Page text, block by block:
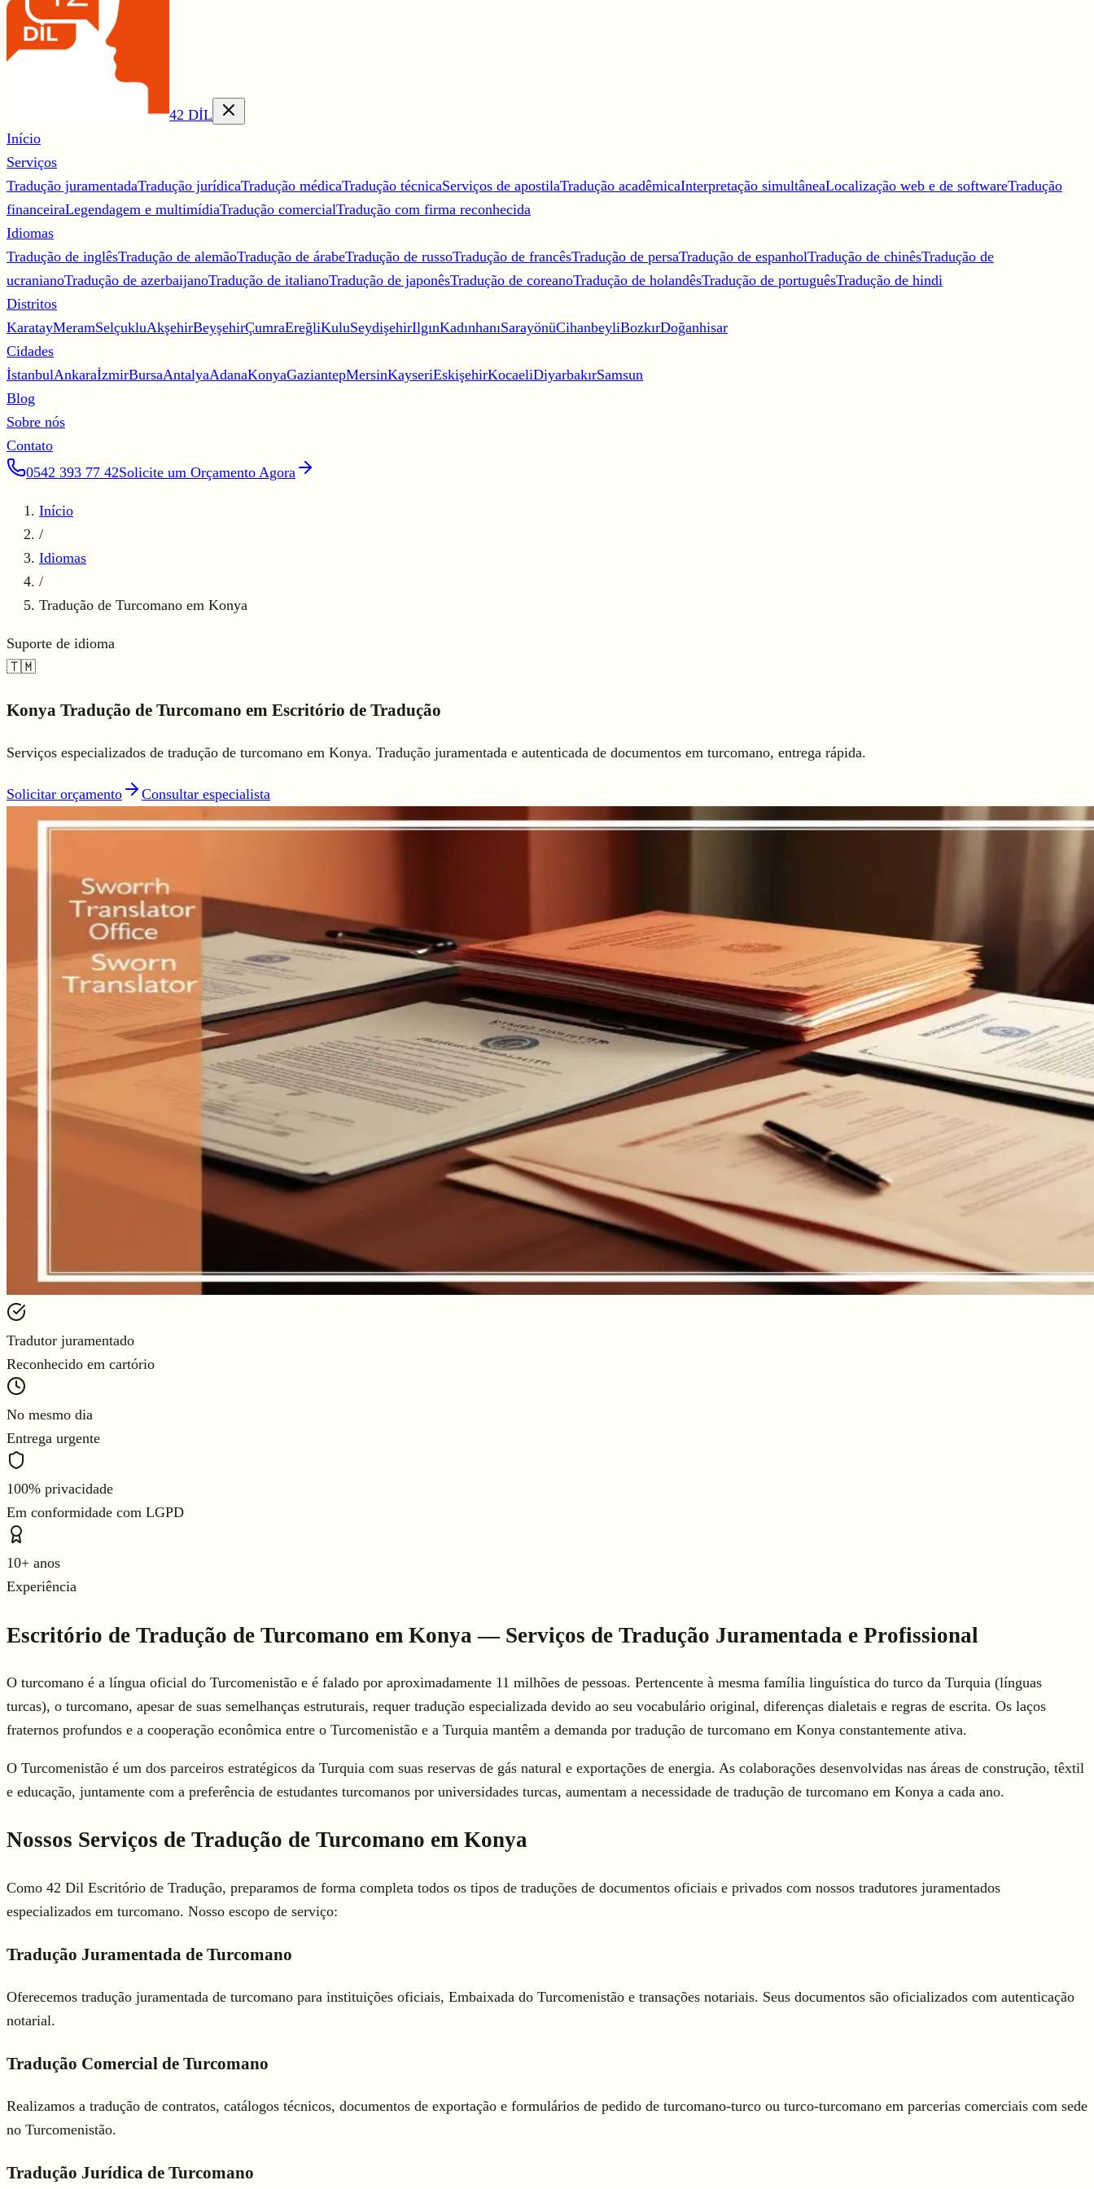
42 DİL
Início
Serviços
Tradução juramentadaTradução jurídicaTradução médicaTradução técnicaServiços de apostilaTradução acadêmicaInterpretação simultâneaLocalização web e de softwareTradução
financeiraLegendagem e multimídiaTradução comercialTradução com firma reconhecida
Idiomas
Tradução de inglêsTradução de alemãoTradução de árabeTradução de russoTradução de francêsTradução de persaTradução de espanholTradução de chinêsTradução de
ucranianoTradução de azerbaijanoTradução de italianoTradução de japonêsTradução de coreanoTradução de holandêsTradução de portuguêsTradução de hindi
Distritos
KaratayMeramSelçukluAkşehirBeyşehirÇumraEreğliKuluSeydişehirIlgınKadınhanıSarayönüCihanbeyliBozkırDoğanhisar
Cidades
İstanbulAnkaraİzmirBursaAntalyaAdanaKonyaGaziantepMersinKayseriEskişehirKocaeliDiyarbakırSamsun
Blog
Sobre nós
Contato
0542 393 77 42Solicite um Orçamento Agora
Início
/
Idiomas
/
Tradução de Turcomano em Konya
Suporte de idioma
🇹🇲
Konya Tradução de Turcomano em Escritório de Tradução
Serviços especializados de tradução de turcomano em Konya. Tradução juramentada e autenticada de documentos em turcomano, entrega rápida.
Solicitar orçamento Consultar especialista
Tradutor juramentado
Reconhecido em cartório
No mesmo dia
Entrega urgente
100% privacidade
Em conformidade com LGPD
10+ anos
Experiência
Escritório de Tradução de Turcomano em Konya — Serviços de Tradução Juramentada e Profissional
O turcomano é a língua oficial do Turcomenistão e é falado por aproximadamente 11 milhões de pessoas. Pertencente à mesma família linguística do turco da Turquia (línguas
turcas), o turcomano, apesar de suas semelhanças estruturais, requer tradução especializada devido ao seu vocabulário original, diferenças dialetais e regras de escrita. Os laços
fraternos profundos e a cooperação econômica entre o Turcomenistão e a Turquia mantêm a demanda por tradução de turcomano em Konya constantemente ativa.
O Turcomenistão é um dos parceiros estratégicos da Turquia com suas reservas de gás natural e exportações de energia. As colaborações desenvolvidas nas áreas de construção, têxtil
e educação, juntamente com a preferência de estudantes turcomanos por universidades turcas, aumentam a necessidade de tradução de turcomano em Konya a cada ano.
Nossos Serviços de Tradução de Turcomano em Konya
Como 42 Dil Escritório de Tradução, preparamos de forma completa todos os tipos de traduções de documentos oficiais e privados com nossos tradutores juramentados
especializados em turcomano. Nosso escopo de serviço:
Tradução Juramentada de Turcomano
Oferecemos tradução juramentada de turcomano para instituições oficiais, Embaixada do Turcomenistão e transações notariais. Seus documentos são oficializados com autenticação
notarial.
Tradução Comercial de Turcomano
Realizamos a tradução de contratos, catálogos técnicos, documentos de exportação e formulários de pedido de turcomano-turco ou turco-turcomano em parcerias comerciais com sede
no Turcomenistão.
Tradução Jurídica de Turcomano